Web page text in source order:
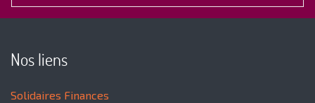
Nos liens
Solidaires Finances